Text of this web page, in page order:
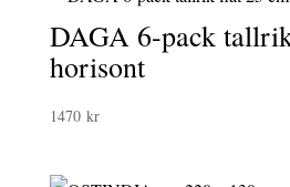
DAGA 6-pack
horisont
1470 kr